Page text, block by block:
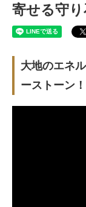
寄せる守
大地のエネ
ーストーン！